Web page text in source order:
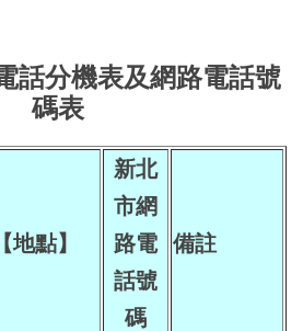
話分機表及網路電話號
碼表
地點】
新北
市網
路電
話號
碼
備註